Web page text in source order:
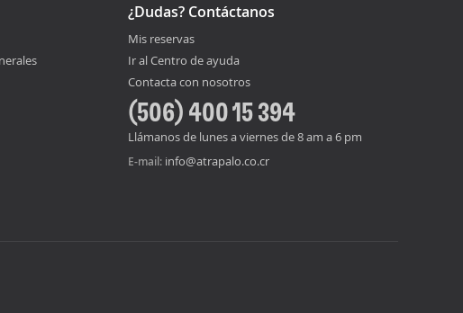
¿Dudas? Contáctanos
Mis reservas
Ir al Centro de ayuda
Contacta con nosotros
(506) 400 15 394
Llámanos de lunes a viernes de 8 am a 6 pm
E-mail: info@atrapalo.co.cr